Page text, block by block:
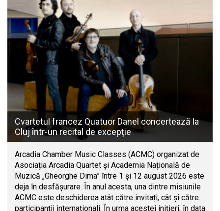
Cvartetul francez Quatuor Danel concertează la
Cluj într-un recital de excepție
Arcadia Chamber Music Classes (ACMC) organizat de
Asociația Arcadia Quartet și Academia Națională de
Muzică „Gheorghe Dima” între 1 și 12 august 2026 este
deja în desfășurare. În anul acesta, una dintre misiunile
ACMC este deschiderea atât către invitați, cât și către
participanții internaționali. În urma acestei inițieri, în data